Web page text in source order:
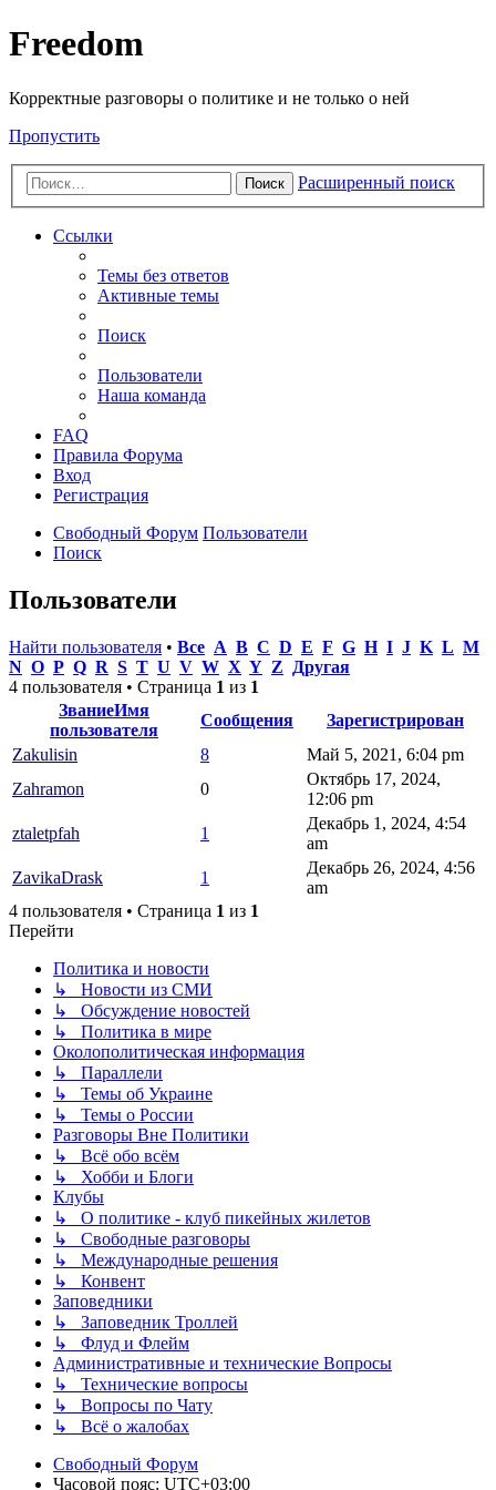
Freedom
Корректные разговоры о политике и не только о ней
Пропустить
Поиск Расширенный поиск
Ссылки
Темы без ответов
Активные темы
Поиск
Пользователи
Наша команда
FAQ
Правила Форума
Вход
Регистрация
Свободный Форум Пользователи
Поиск
Пользователи
Найти пользователя • Все A B C D E F G H I J K L M
N O P Q R S T U V W X Y Z
Другая
4 пользователя • Страница 1 из 1
ЗваниеИмя
пользователя
Сообщения
Зарегистрирован
Zakulisin
8
Май 5, 2021, 6:04 pm
Zahramon
0
Октябрь 17, 2024,
12:06 pm
ztaletpfah
1
Декабрь 1, 2024, 4:54
am
ZavikaDrask
1
Декабрь 26, 2024, 4:56
am
4 пользователя • Страница 1 из 1
Перейти
Политика и новости
↳ Новости из СМИ
↳ Обсуждение новостей
↳ Политика в мире
Околополитическая информация
↳ Параллели
↳ Темы об Украине
↳ Темы о России
Разговоры Вне Политики
↳ Всё обо всём
↳ Хобби и Блоги
Клубы
↳ О политике - клуб пикейных жилетов
↳ Свободные разговоры
↳ Международные решения
↳ Конвент
Заповедники
↳ Заповедник Троллей
↳ Флуд и Флейм
Административные и технические Вопросы
↳ Технические вопросы
↳ Вопросы по Чату
↳ Всё о жалобах
Свободный Форум
Часовой пояс: UTC+03:00